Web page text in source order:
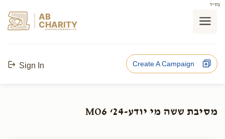
בס"ד
AB
CHARITY
powerd by ahblicklive.com
Sign In Create A Campaign
מסיבת ששה מי יודע-MO6 ‘24